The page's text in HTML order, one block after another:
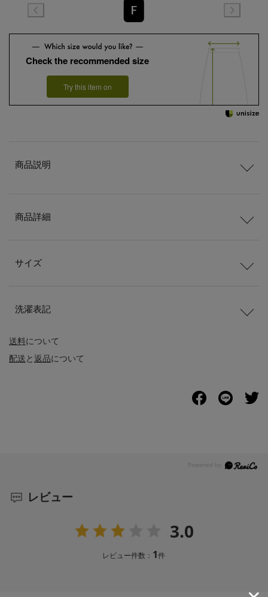
F
Check the recommended size
Try this item on
送料について
配送と返品について
商品説明
商品詳細
サイズ
洗濯表記
レビュー
3.0
レビュー件数： 1件